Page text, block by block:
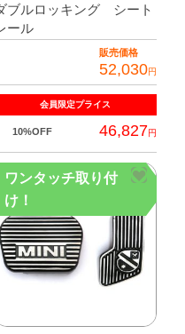
ブルロッキング シート
ール
販売価格
52,030円
会員限定プライス
10%OFF 46,827円
ワンタッチ取り付
け！